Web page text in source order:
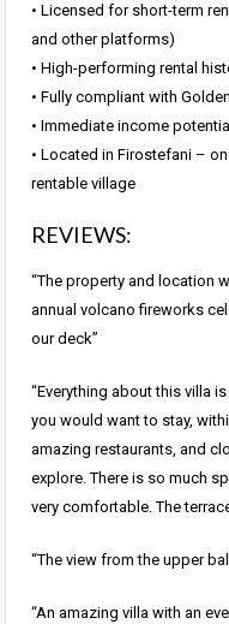
•⁠ ⁠Licensed for short-term
and other platforms)
•⁠ ⁠High-performing rental
•⁠ ⁠Fully compliant with
•⁠ ⁠Immediate income potential
•⁠ ⁠Located in Firostefani –
rentable village
REVIEWS:
“The property and location
annual volcano fireworks
our deck”
“Everything about this villa
you would want to stay,
amazing restaurants, and
explore. There is so much
very comfortable. The
“The view from the upper
“An amazing villa with an